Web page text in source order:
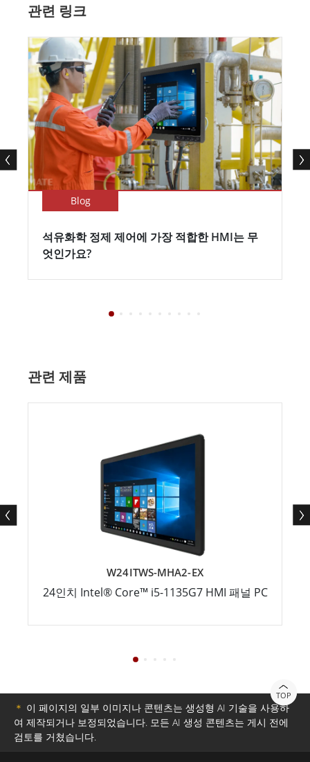
관련 링크
Blog
석유화학 정제 제어에 가장 적합한 HMI는 무
엇인가요?
관련 제품
W24ITWS-MHA2-EX
24인치 Intel® Core™ i5-1135G7 HMI 패널 PC
TOP
＊ 이 페이지의 일부 이미지나 콘텐츠는 생성형 AI 기술을 사용하
여 제작되거나 보정되었습니다. 모든 AI 생성 콘텐츠는 게시 전에
검토를 거쳤습니다.